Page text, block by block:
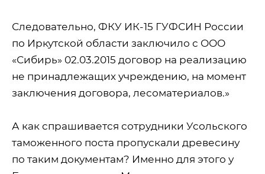
Следовательно, ФКУ ИК-15 ГУФСИН России
по Иркутской области заключило с ООО
«Сибирь» 02.03.2015 договор на реализацию
не принадлежащих учреждению, на момент
заключения договора, лесоматериалов.»
А как спрашивается сотрудники Усольского
таможенного поста пропускали древесину
по таким документам? Именно для этого у